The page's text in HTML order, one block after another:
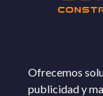
Ofrecemos
publicidad y